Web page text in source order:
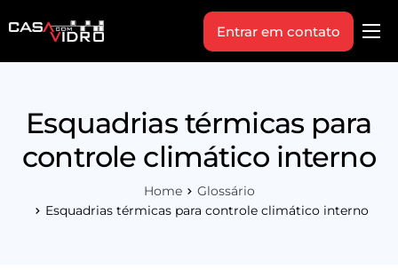
Produtos
Indique+
Blog
Workshop
Entrar em contato
Esquadrias térmicas para
controle climático interno
Home
Glossário
Esquadrias térmicas para controle climático interno